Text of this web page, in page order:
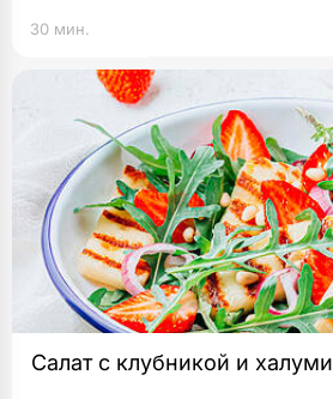
30 мин.
Салат с клубникой и халуми